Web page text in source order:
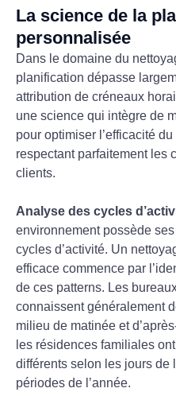
La science de la
personnalisée
Dans le domaine du
planification dépasse
attribution de créneaux
une science qui intègre de
pour optimiser l’efficacité
respectant parfaitement les
clients.
Analyse des cycles
environnement possède
cycles d’activité. Un
efficace commence par
de ces patterns. Les
connaissent généralement
milieu de matinée et
les résidences familiales
différents selon les jours de
périodes de l’année.